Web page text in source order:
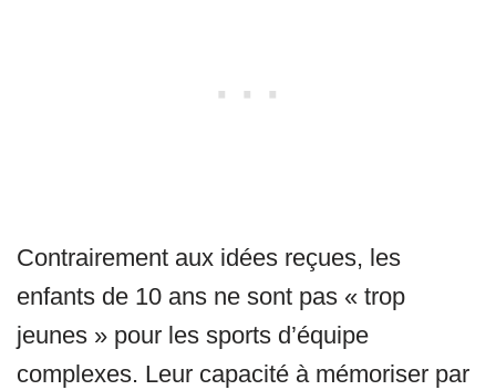
Contrairement aux idées reçues, les
enfants de 10 ans ne sont pas « trop
jeunes » pour les sports d’équipe
complexes. Leur capacité à mémoriser par